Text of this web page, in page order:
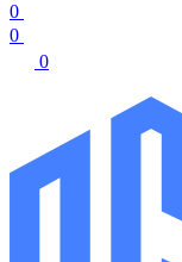
0
0
0